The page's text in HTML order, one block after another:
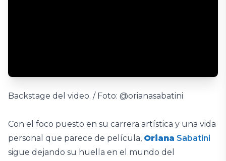
Backstage del video. / Foto: @orianasabatini
Con el foco puesto en su carrera artística y una vida
personal que parece de película, Oriana Sabatini
sigue dejando su huella en el mundo del